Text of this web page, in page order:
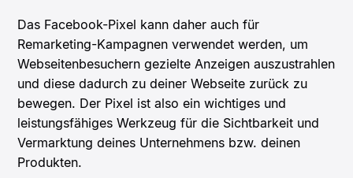
Das Facebook-Pixel kann daher auch für
Remarketing-Kampagnen verwendet werden, um
Webseitenbesuchern gezielte Anzeigen auszustrahlen
und diese dadurch zu deiner Webseite zurück zu
bewegen. Der Pixel ist also ein wichtiges und
leistungsfähiges Werkzeug für die Sichtbarkeit und
Vermarktung deines Unternehmens bzw. deinen
Produkten.